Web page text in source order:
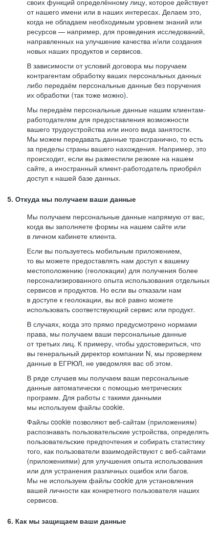
своих функций определённому лицу, которое действует
от нашего имени или в наших интересах. Делаем это,
когда не обладаем необходимым уровнем знаний или
ресурсов — например, для проведения исследований,
направленных на улучшение качества и/или создания
новых наших продуктов и сервисов.
В зависимости от условий договора мы поручаем
контрагентам обработку ваших персональных данных
либо передаём персональные данные без поручения
их обработки (так тоже можно).
Мы передаём персональные данные нашим клиентам-
работодателям для предоставления возможности
вашего трудоустройства или иного вида занятости.
Мы можем передавать данные трансгранично, то есть
за пределы страны вашего нахождения. Например, это
происходит, если вы разместили резюме на нашем
сайте, а иностранный клиент-работодатель приобрёл
доступ к нашей базе данных.
5. Откуда мы получаем ваши данные
Мы получаем персональные данные напрямую от вас,
когда вы заполняете формы на нашем сайте или
в личном кабинете клиента.
Если вы пользуетесь мобильным приложением,
то вы можете предоставлять нам доступ к вашему
местоположению (геолокации) для получения более
персонализированного опыта использования отдельных
сервисов и продуктов. Но если вы отказали нам
в доступе к геолокации, вы всё равно можете
использовать соответствующий сервис или продукт.
В случаях, когда это прямо предусмотрено нормами
права, мы получаем ваши персональные данные
от третьих лиц. К примеру, чтобы удостовериться, что
вы генеральный директор компании N, мы проверяем
данные в ЕГРЮЛ, не уведомляя вас об этом.
В ряде случаев мы получаем ваши персональные
данные автоматически с помощью метрических
программ. Для работы с такими данными
мы используем файлы cookie.
Файлы cookie позволяют веб-сайтам (приложениям)
распознавать пользовательские устройства, определять
пользовательские предпочтения и собирать статистику
того, как пользователи взаимодействуют с веб-сайтами
(приложениями) для улучшения опыта использования
или для устранения различных ошибок или багов.
Мы не используем файлы cookie для установления
вашей личности как конкретного пользователя наших
сервисов.
6. Как мы защищаем ваши данные